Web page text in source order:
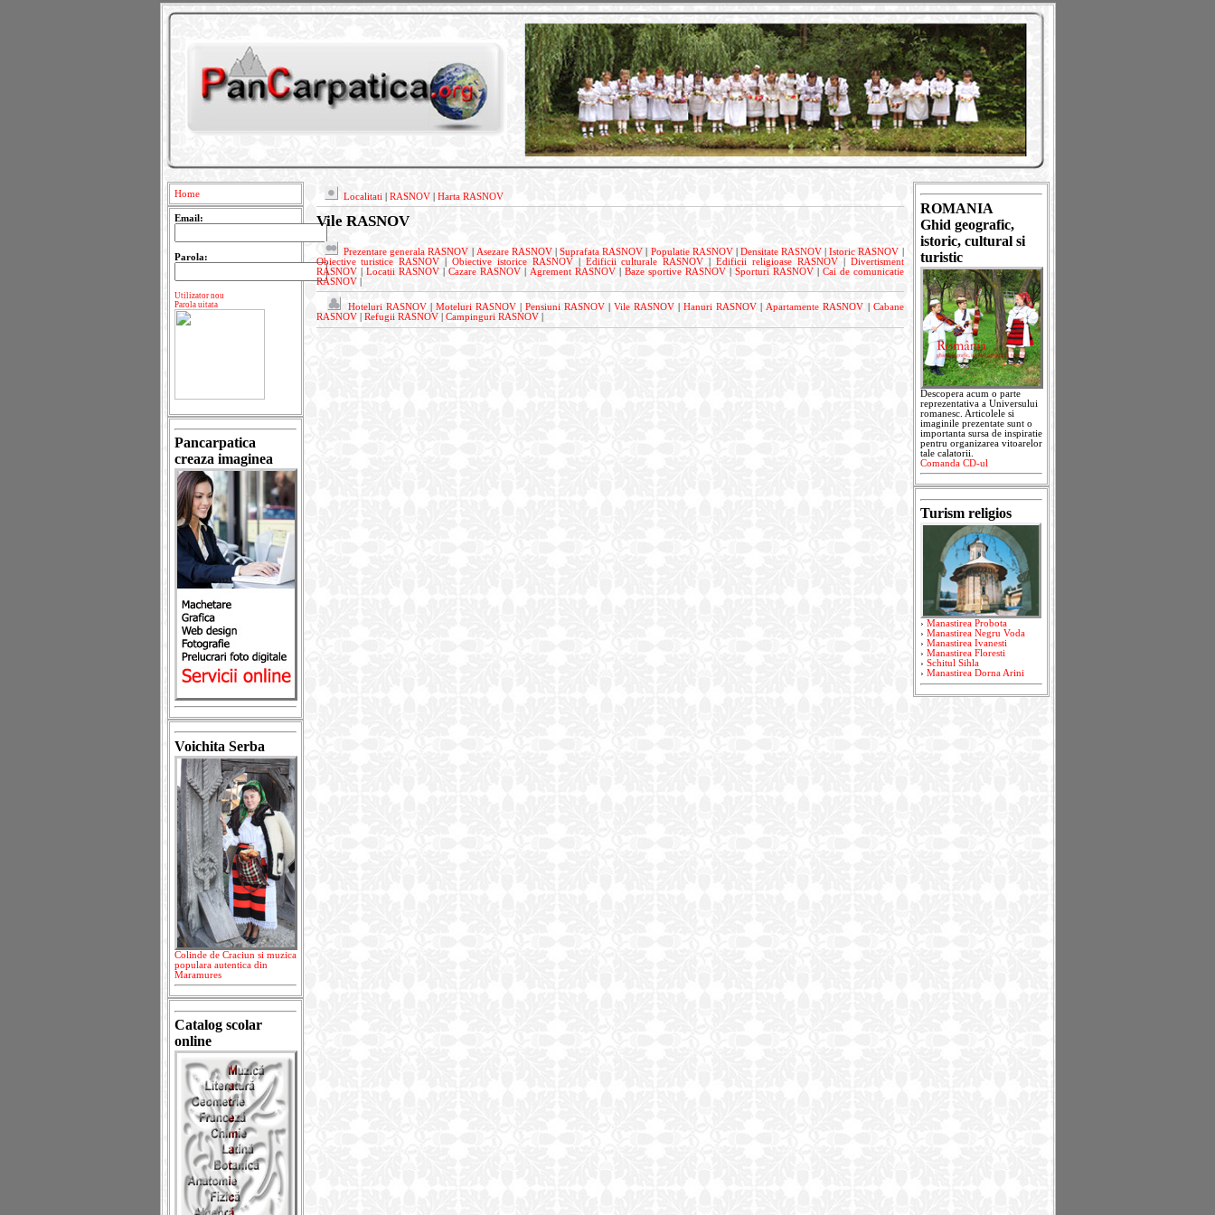
Home
Email:
Parola:
Utilizator nou
Parola uitata
Pancarpatica
creaza imaginea
Voichita Serba
Colinde de Craciun si muzica
populara autentica din
Maramures
Catalog scolar
online
Localitati RASNOV| Harta RASNOV
Vile RASNOV
Prezentare generala RASNOV Asezare RASNOV|Suprafata RASNOV Populatie RASNOV| Densitate RASNOV |Istoric RASNOV
Obiective turistice RASNOV
Obiective istorice RASNOV| Edificii culturale RASNOV Edificii religioase RASNOV| Divertisment
RASNOV| Locatii RASNOV| Cazare RASNOV| Agrement RASNOV| Baze sportive RASNOV| Sporturi RASNOV| Cai de comunicatie
RASNOV|
Hoteluri RASNOV| Moteluri RASNOV|Pensiuni RASNOV |Vile RASNOV |Hanuri RASNOV |Apartamente RASNOV
Cabane
RASNOV| Refugii RASNOV| Campinguri RASNOV|
ROMANIA
Ghid geografic,
istoric, cultural si
turistic
Descopera acum o parte
reprezentativa a Universului
romanesc. Articolele si
imaginile prezentate sunt o
importanta sursa de inspiratie
pentru organizarea vitoarelor
tale calatorii.
Comanda CD-ul
Turism religios
› Manastirea Probota
› Manastirea Negru Voda
› Manastirea Ivanesti
› Manastirea Floresti
› Schitul Sihla
› Manastirea Dorna Arini